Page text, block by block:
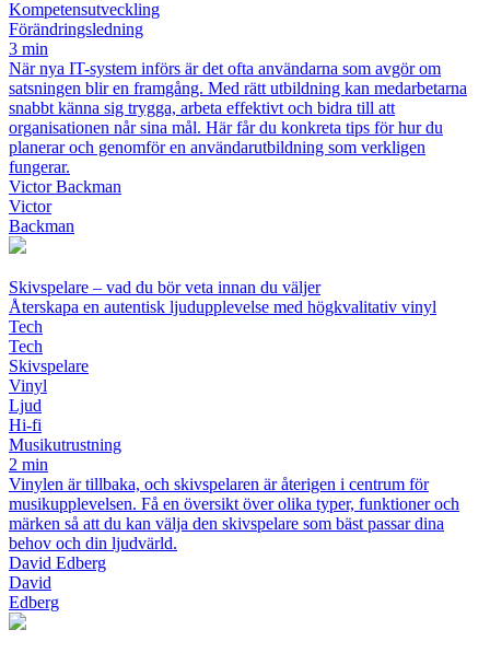
Kompetensutveckling
Förändringsledning
3 min
När nya IT-system införs är det ofta användarna som avgör om
satsningen blir en framgång. Med rätt utbildning kan medarbetarna
snabbt känna sig trygga, arbeta effektivt och bidra till att
organisationen når sina mål. Här får du konkreta tips för hur du
planerar och genomför en användarutbildning som verkligen
fungerar.
Victor Backman
Victor
Backman
Skivspelare – vad du bör veta innan du väljer
Återskapa en autentisk ljudupplevelse med högkvalitativ vinyl
Tech
Tech
Skivspelare
Vinyl
Ljud
Hi-fi
Musikutrustning
2 min
Vinylen är tillbaka, och skivspelaren är återigen i centrum för
musikupplevelsen. Få en översikt över olika typer, funktioner och
märken så att du kan välja den skivspelare som bäst passar dina
behov och din ljudvärld.
David Edberg
David
Edberg